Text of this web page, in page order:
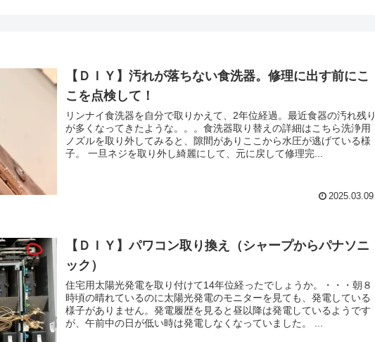
【ＤＩＹ】汚れが落ちない食洗器。修理に出す前にこ
こを点検して！
リンナイ食洗器を自分で取りかえて、2年位経過。最近食器の汚れ残り
が多くなってきたような。。。食洗器取り替えの詳細はこちら洗浄用
ノズルを取り外してみると、隙間がありここから水圧が逃げている様
子。 一旦ネジを取り外し綺麗にして、元に戻して修理完...
2025.03.09
【ＤＩＹ】パワコン取り換え（シャープからパナソニ
ック）
住宅用太陽光発電を取り付けて14年位経ったでしょうか。・・・朝８
時頃の晴れているのに太陽光発電のモニターを見ても、発電している
様子がありません。発電履歴を見ると昼以降は発電しているようです
が、午前中の日が低い時は発電しなくなっていました。 ...